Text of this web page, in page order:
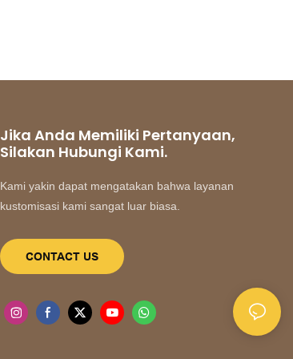
Jika Anda Memiliki Pertanyaan,
Silakan Hubungi Kami.
Kami yakin dapat mengatakan bahwa layanan
kustomisasi kami sangat luar biasa.
CONTACT US